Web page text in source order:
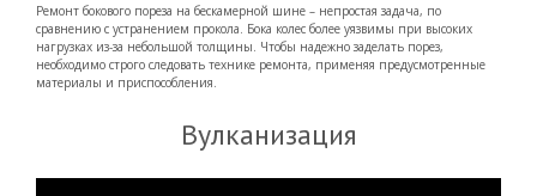
Ремонт бокового пореза на бескамерной шине – непростая задача, по
сравнению с устранением прокола. Бока колес более уязвимы при высоких
нагрузках из-за небольшой толщины. Чтобы надежно заделать порез,
необходимо строго следовать технике ремонта, применяя предусмотренные
материалы и приспособления.
Вулканизация